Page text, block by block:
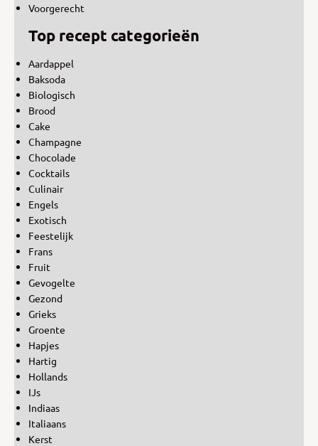
Voorgerecht
Top recept categorieën
Aardappel
Baksoda
Biologisch
Brood
Cake
Champagne
Chocolade
Cocktails
Culinair
Engels
Exotisch
Feestelijk
Frans
Fruit
Gevogelte
Gezond
Grieks
Groente
Hapjes
Hartig
Hollands
IJs
Indiaas
Italiaans
Kerst